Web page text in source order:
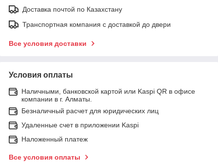
Доставка почтой по Казахстану
Транспортная компания с доставкой до двери
Все условия доставки
Условия оплаты
Наличными, банковской картой или Kaspi QR в офисе
компании в г. Алматы.
Безналичный расчет для юридических лиц
Удаленные счет в приложении Kaspi
Наложенный платеж
Все условия оплаты